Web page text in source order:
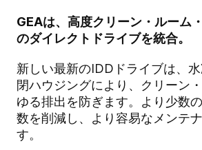
GEAは、高度クリーン・ルーム
のダイレクトドライブを統合。
新しい最新のIDDドライブは、
閉ハウジングにより、クリーン
ゆる排出を防ぎます。より少数
数を削減し、より容易なメンテ
す。